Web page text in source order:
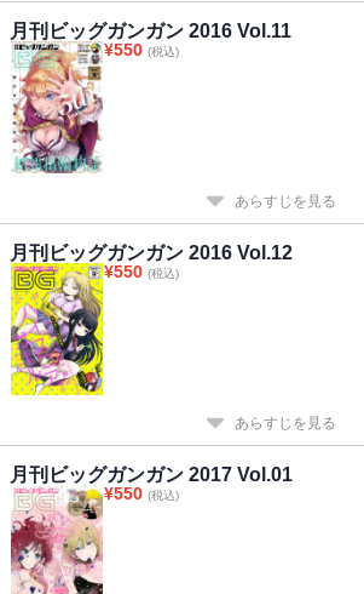
月刊ビッグガンガン 2016 Vol.11
¥550 (税込)
あらすじを見る
月刊ビッグガンガン 2016 Vol.12
¥550 (税込)
あらすじを見る
月刊ビッグガンガン 2017 Vol.01
¥550 (税込)